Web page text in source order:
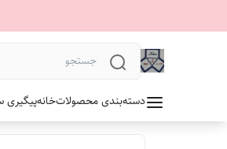
دسته‌بندی محصولاتخانه